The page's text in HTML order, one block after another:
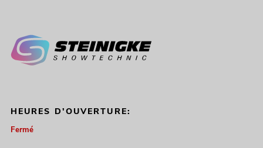
HEURES D'OUVERTURE:
Fermé